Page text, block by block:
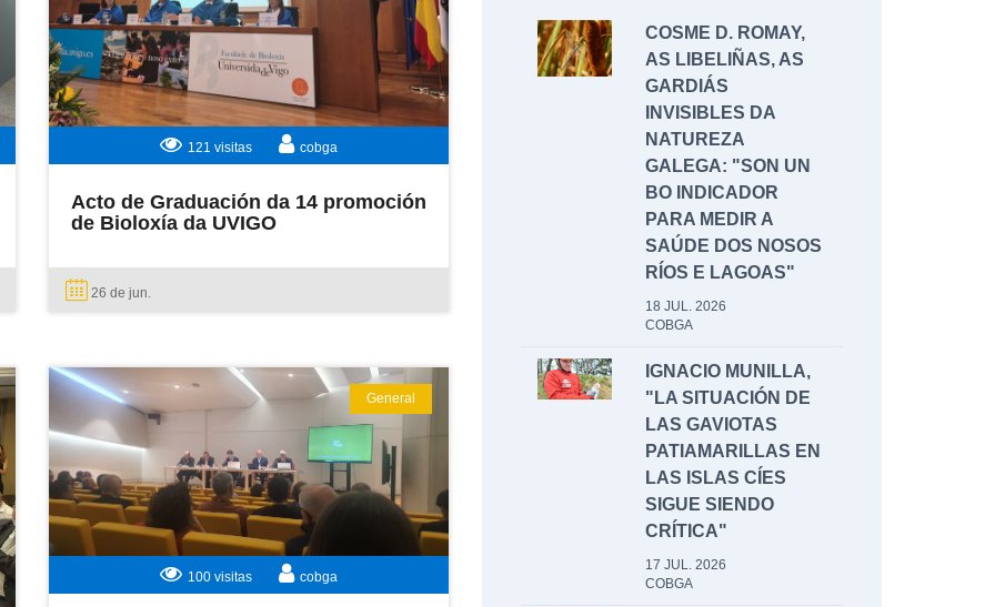
121 visitas cobga
Acto de Graduación da 14 promoción
de Bioloxía da UVIGO
26 de jun.
100 visitas cobga
General
LEER MÁS
COSME D. ROMAY,
AS LIBELIÑAS, AS
GARDIÁS
INVISIBLES DA
NATUREZA
GALEGA: "SON UN
BO INDICADOR
PARA MEDIR A
SAÚDE DOS NOSOS
RÍOS E LAGOAS"
18 JUL. 2026
COBGA
IGNACIO MUNILLA,
"LA SITUACIÓN DE
LAS GAVIOTAS
PATIAMARILLAS EN
LAS ISLAS CÍES
SIGUE SIENDO
CRÍTICA"
17 JUL. 2026
COBGA